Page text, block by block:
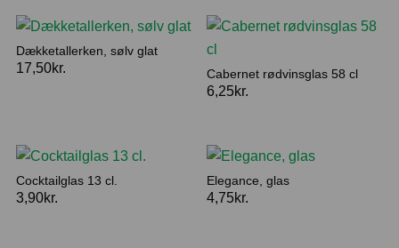
Dækketallerken, sølv glat
17,50kr. Cabernet rødvinsglas 58 cl
6,25kr.
Cocktailglas 13 cl.
3,90kr.
Elegance, glas
4,75kr.